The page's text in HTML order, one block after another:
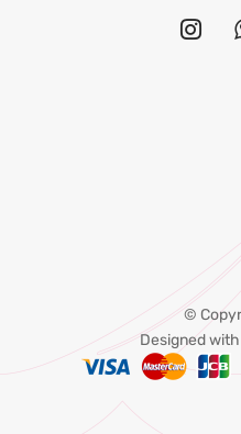
Designed